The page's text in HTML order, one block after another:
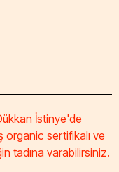
İstinye'de
organic sertifikalı ve
tadına varabilirsiniz.